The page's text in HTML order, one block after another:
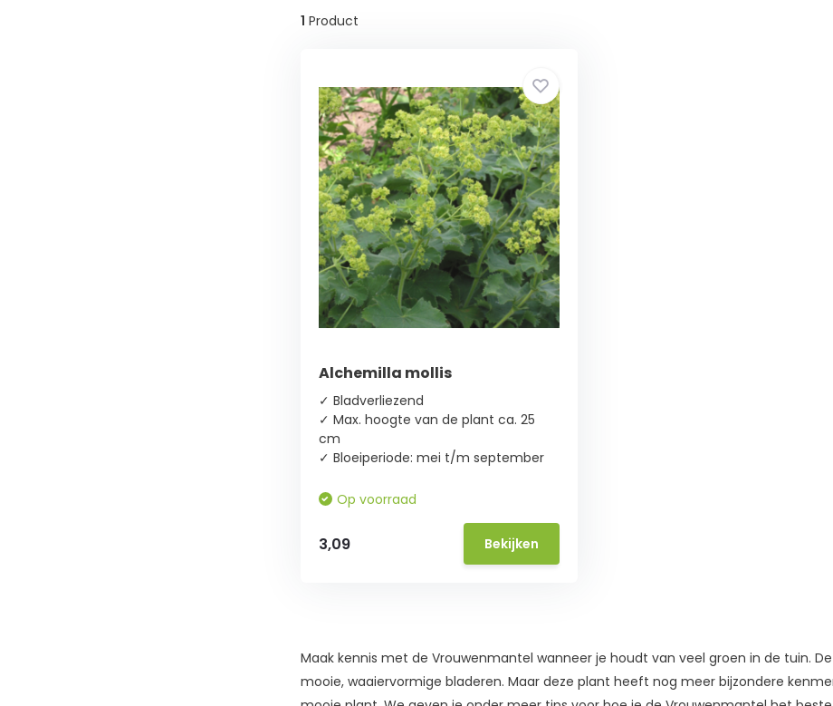
1 Product
Alchemilla mollis
✓ Bladverliezend
✓ Max. hoogte van de plant ca. 25
cm
✓ Bloeiperiode: mei t/m september
Op voorraad
3,09 Bekijken
Maak kennis met de Vrouwenmantel wanneer je houdt van veel groen in de tuin.
mooie, waaiervormige bladeren. Maar deze plant heeft nog meer bijzondere